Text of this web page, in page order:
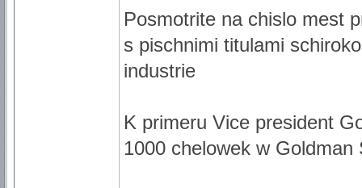
Posmotrite na chislo mest
s pischnimi titulami
industrie
K primeru Vice president
1000 chelowek w Goldman